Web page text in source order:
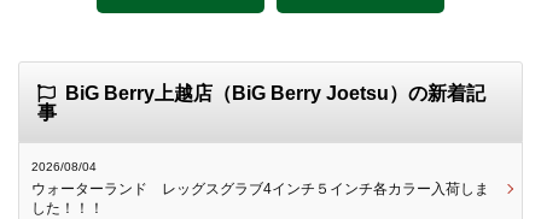
BiG Berry上越店（BiG Berry Joetsu）の新着記
事
2026/08/04
ウォーターランド レッグスグラブ4インチ５インチ各カラー入荷しま
した！！！